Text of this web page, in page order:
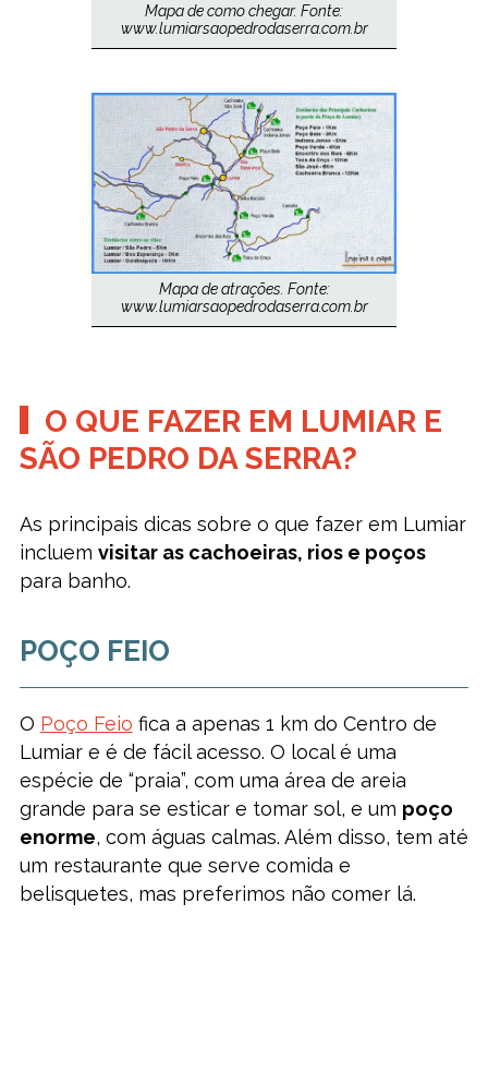
Mapa de como chegar. Fonte:
www.lumiarsaopedrodaserra.com.br
Mapa de atrações. Fonte:
www.lumiarsaopedrodaserra.com.br
O QUE FAZER EM LUMIAR E
SÃO PEDRO DA SERRA?
As principais dicas sobre o que fazer em Lumiar
incluem visitar as cachoeiras, rios e poços
para banho.
POÇO FEIO
O Poço Feio fica a apenas 1 km do Centro de
Lumiar e é de fácil acesso. O local é uma
espécie de “praia”, com uma área de areia
grande para se esticar e tomar sol, e um poço
enorme, com águas calmas. Além disso, tem até
um restaurante que serve comida e
belisquetes, mas preferimos não comer lá.